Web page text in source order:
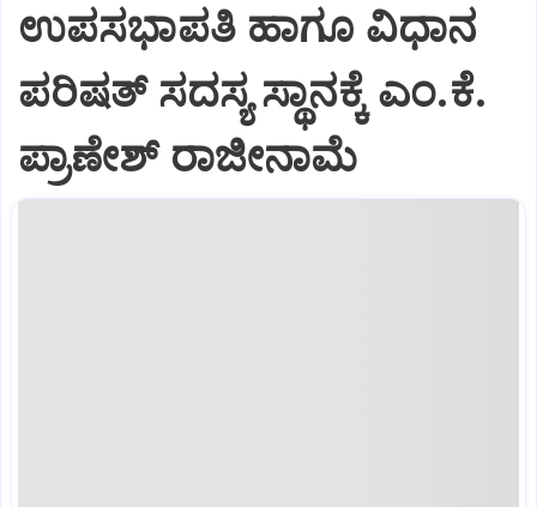
ಉಪಸಭಾಪತಿ ಹಾಗೂ ವಿಧಾನ
ಪರಿಷತ್ ಸದಸ್ಯ ಸ್ಥಾನಕ್ಕೆ ಎಂ.ಕೆ.
ಪ್ರಾಣೇಶ್ ರಾಜೀನಾಮೆ